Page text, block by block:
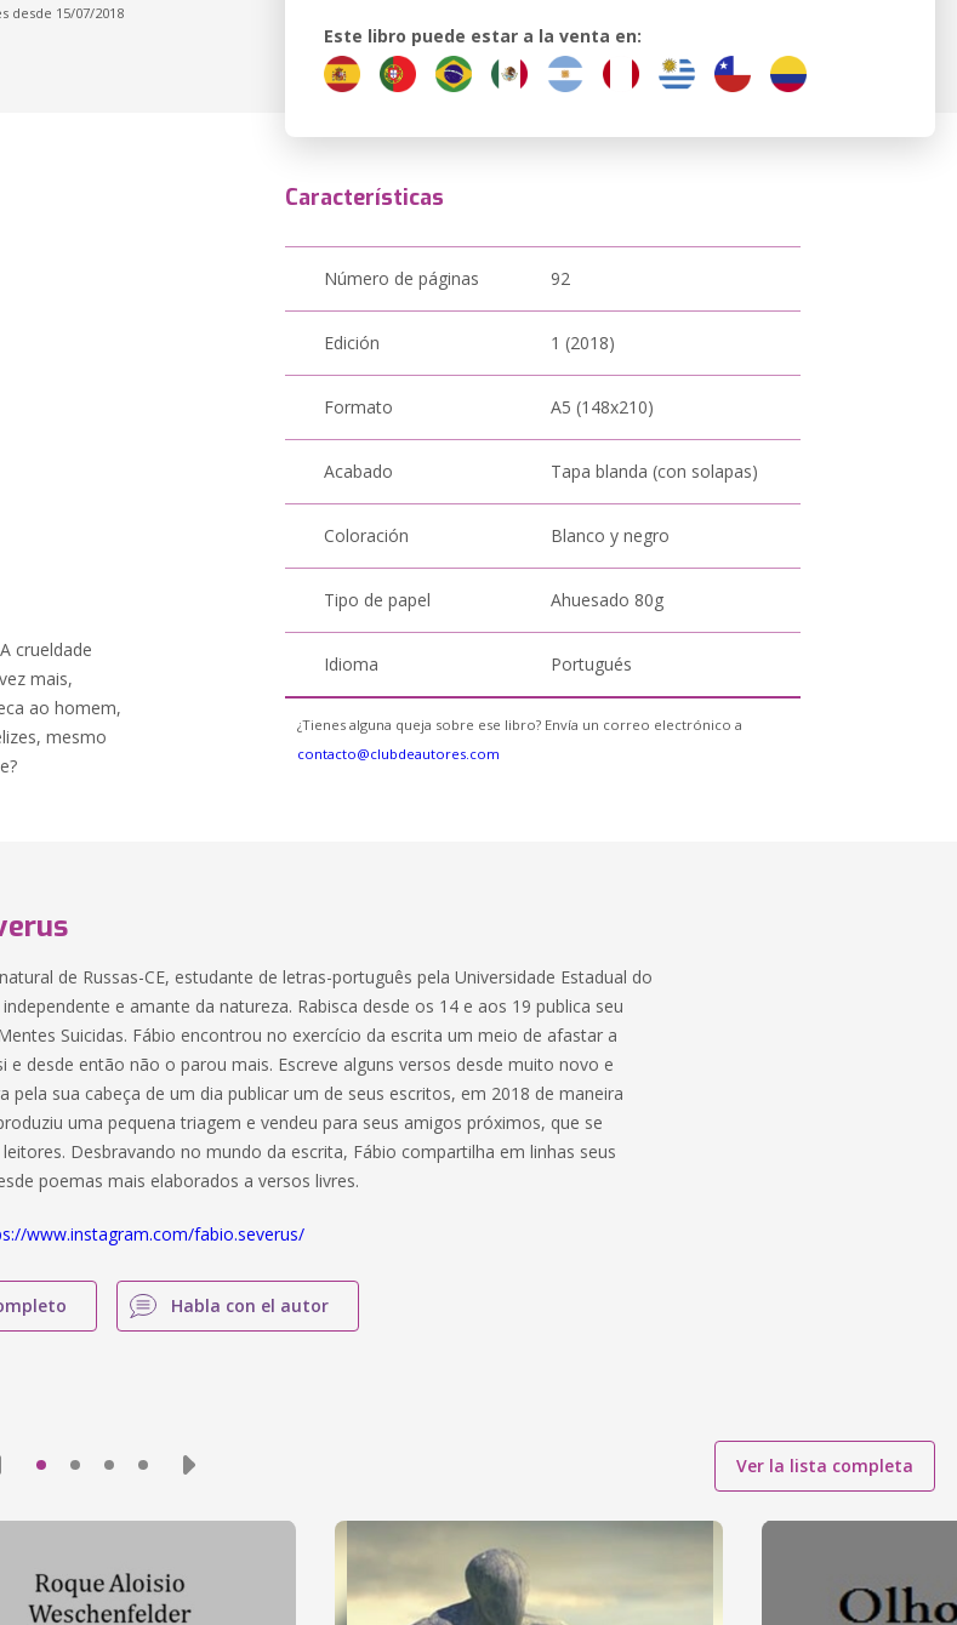
desde 15/07/2018
Este libro puede estar a la venta en:
crueldade
mais,
ao homem,
mesmo
Características
Número de páginas 92
Edición 1 (2018)
Formato A5 (148x210)
Acabado Tapa blanda (con solapas)
Coloración Blanco y negro
Tipo de papel Ahuesado 80g
Idioma Portugués
¿Tienes alguna queja sobre ese libro? Envía un correo electrónico a
contacto@clubdeautores.com
de Russas-CE, estudante de letras-português pela Universidade Estadual do
e amante da natureza. Rabisca desde os 14 e aos 19 publica seu
Suicidas. Fábio encontrou no exercício da escrita um meio de afastar a
e desde então não o parou mais. Escreve alguns versos desde muito novo e
pela sua cabeça de um dia publicar um de seus escritos, em 2018 de maneira
uma pequena triagem e vendeu para seus amigos próximos, que se
Desbravando no mundo da escrita, Fábio compartilha em linhas seus
poemas mais elaborados a versos livres.
www.instagram.com/fabio.severus/
Habla con el autor
Ver la lista completa